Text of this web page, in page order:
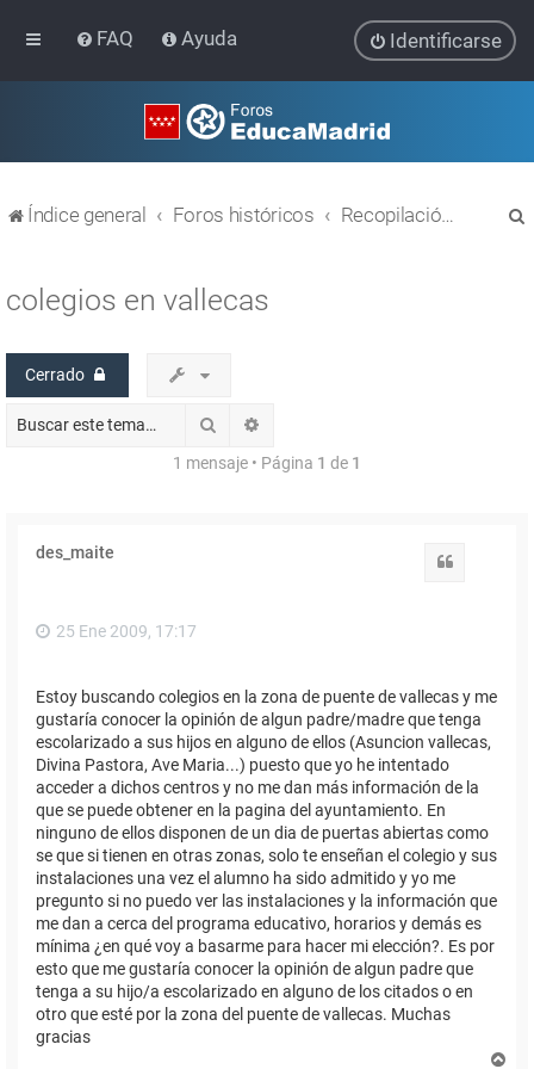
FAQ Ayuda Identificarse
Índice general Foros históricos Recopilación de hilos de foros cerrados
colegios en vallecas
Cerrado
Buscar
1 mensaje • Página 1 de 1
des_maite
25 Ene 2009, 17:17
Estoy buscando colegios en la zona de puente de vallecas y me
gustaría conocer la opinión de algun padre/madre que tenga
escolarizado a sus hijos en alguno de ellos (Asuncion vallecas,
Divina Pastora, Ave Maria...) puesto que yo he intentado
acceder a dichos centros y no me dan más información de la
que se puede obtener en la pagina del ayuntamiento. En
ninguno de ellos disponen de un dia de puertas abiertas como
se que si tienen en otras zonas, solo te enseñan el colegio y sus
instalaciones una vez el alumno ha sido admitido y yo me
pregunto si no puedo ver las instalaciones y la información que
me dan a cerca del programa educativo, horarios y demás es
mínima ¿en qué voy a basarme para hacer mi elección?. Es por
esto que me gustaría conocer la opinión de algun padre que
tenga a su hijo/a escolarizado en alguno de los citados o en
otro que esté por la zona del puente de vallecas. Muchas
gracias